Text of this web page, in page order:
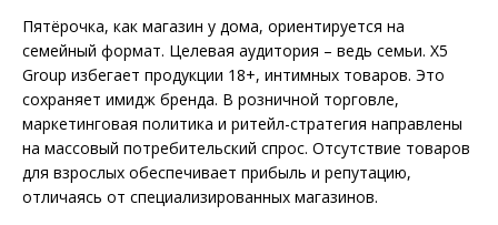
Пятёрочка, как магазин у дома, ориентируется на
семейный формат. Целевая аудитория – ведь семьи. X5
Group избегает продукции 18+, интимных товаров. Это
сохраняет имидж бренда. В розничной торговле,
маркетинговая политика и ритейл-стратегия направлены
на массовый потребительский спрос. Отсутствие товаров
для взрослых обеспечивает прибыль и репутацию,
отличаясь от специализированных магазинов.